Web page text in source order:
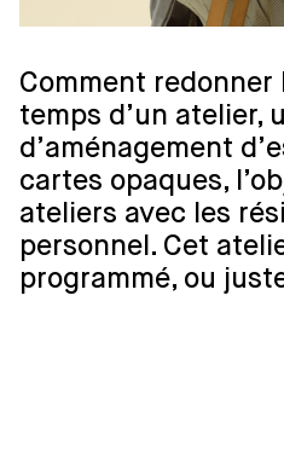
Comment redonner
temps d’un atelier,
d’aménagement
cartes opaques,
ateliers avec les
personnel. Cet
programmé, ou